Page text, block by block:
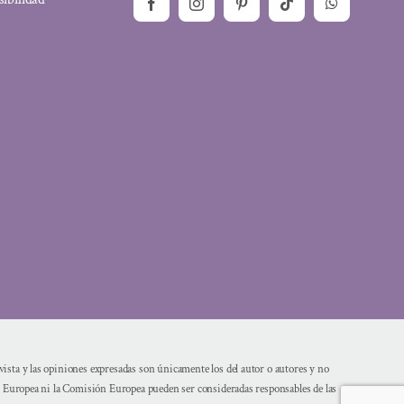
y las opiniones expresadas son únicamente los del autor o autores y no
ni la Comisión Europea pueden ser consideradas responsables de las